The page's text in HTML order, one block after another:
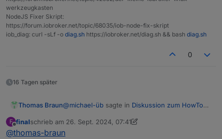
ioBroker Status: iobroker is running
+ system.adapter.admin.0                  :
system.adapter.web.0                    : web
Objects:
Kernel: 		aarch64
Userland: 		32 bit
Timezone: 		Europe/Berlin
User-ID: 		1000
Boot Target: 		multi-user.target
/usr/bin/nodejs 	v20.17.0
/usr/bin/npm 		10.8.2
/usr/bin/npx 		10.8.2
werkzeugkasten
NodeJS Fixer Skript:
https://forum.iobroker.net/topic/68035/iob-node-fix-skript
iob_diag: curl -sLf -o diag.sh https://iobroker.net/diag.sh && bash diag.sh
0
16 Tagen später
Thomas Braun@michael-üb sagte in Diskussion zum HowTo
F
Offline
finalschrieb am 26. Sept. 2024, 07:41
zuletzt editiert von final
@thomas-braun